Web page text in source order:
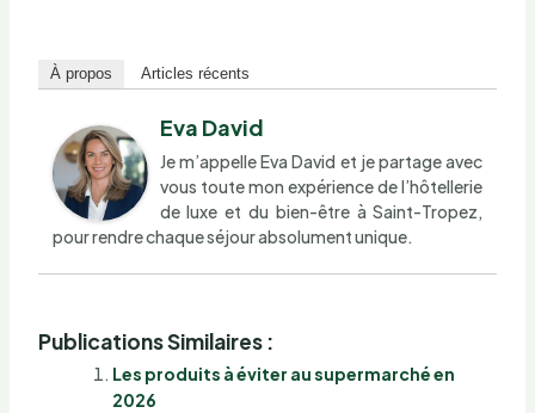
À propos Articles récents
Eva David
Je m’appelle Eva David et je partage avec
vous toute mon expérience de l’hôtellerie
de luxe et du bien-être à Saint-Tropez,
pour rendre chaque séjour absolument unique.
Publications Similaires :
Les produits à éviter au supermarché en
2026